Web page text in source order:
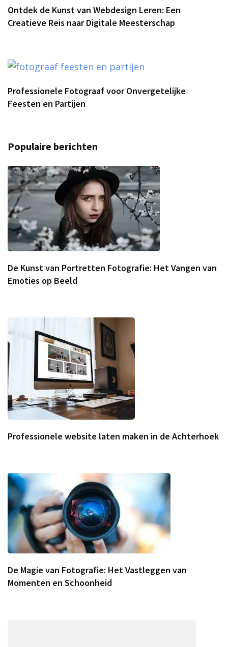
Ontdek de Kunst van Webdesign Leren: Een
Creatieve Reis naar Digitale Meesterschap
Professionele Fotograaf voor Onvergetelijke
Feesten en Partijen
Populaire berichten
De Kunst van Portretten Fotografie: Het Vangen van
Emoties op Beeld
Professionele website laten maken in de Achterhoek
De Magie van Fotografie: Het Vastleggen van
Momenten en Schoonheid